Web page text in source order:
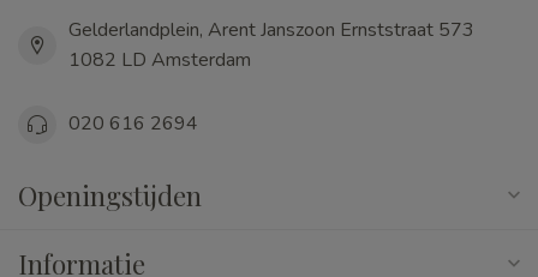
Gelderlandplein, Arent Janszoon Ernststraat 573
1082 LD Amsterdam
020 616 2694
Openingstijden
Informatie